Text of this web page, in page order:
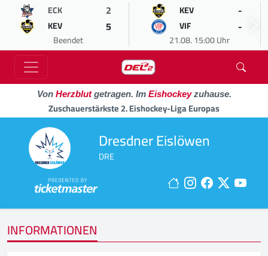
ECK 2
KEV 5
Beendet
KEV -
VIF -
21.08. 15:00 Uhr
Von Herzblutgetragen. Im Eishockeyzuhause.
Zuschauerstärkste 2. Eishockey-Liga Europas
Dresdner Eislöwen
DRE
INFORMATIONEN